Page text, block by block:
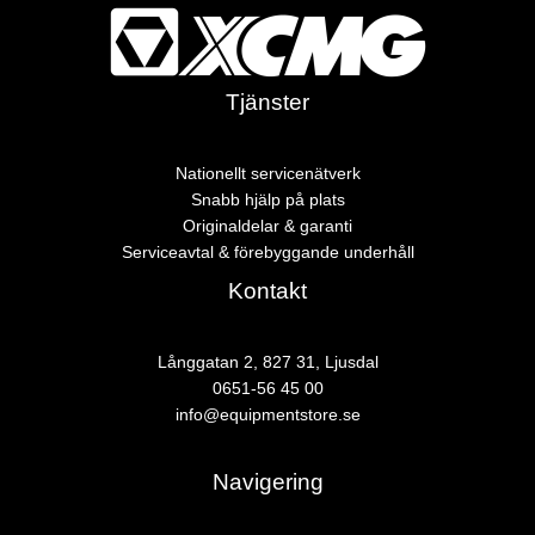
Användningsområden
Våra eldrivna alternativ passar en mängd olika applikationer:
Tyst gång som inte stör djur och noll avgaser i
Kommunal verksamhet:Snöröjning och underhåll i
stadskärnor där ljudnivå och luftkvalitet är prioriterat.
Bygg och Anläggning:Schaktning och lastning med
Utforska våra modeller nedan och ta steget mot en mer lönsam
och hållbar verksamhet med XCMG.
Tjänster
Nationellt servicenätverk
Snabb hjälp på plats
Originaldelar & garanti
Serviceavtal & förebyggande underhåll
Kontakt
Långgatan 2, 827 31, Ljusdal
0651-56 45 00
info@equipmentstore.se
Navigering